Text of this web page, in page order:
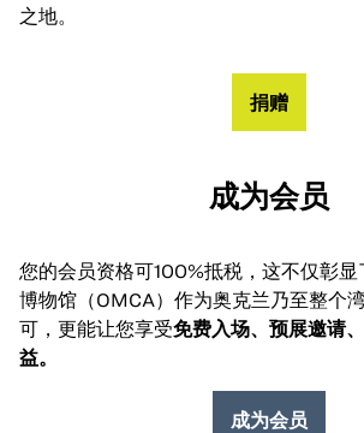
之地。
捐赠
成为会员
您的会员资格可100%抵税，这不仅彰
博物馆（OMCA）作为奥克兰乃至整个
可，更能让您享受免费入场、预展邀请
益。
成为会员